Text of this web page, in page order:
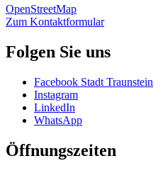
OpenStreetMap
Zum Kontaktformular
Folgen Sie uns
Facebook Stadt Traunstein
Instagram
LinkedIn
WhatsApp
Öffnungszeiten